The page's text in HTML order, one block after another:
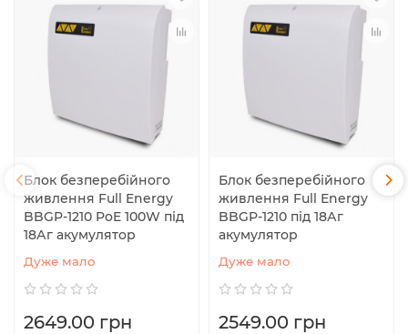
Блок безперебійного
живлення Full Energy
BBGP-1210 PoE 100W під
18Аг акумулятор
Дуже мало
2649.00 грн
Блок безперебійного
живлення Full Energy
BBGP-1210 під 18Аг
акумулятор
Дуже мало
2549.00 грн